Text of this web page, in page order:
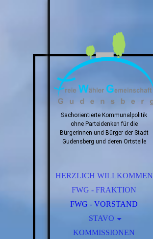
Sachorientierte Kommunalpolitik
ohne Parteidenken für die
Bürgerinnen und Bürger der Stadt
Gudensberg und deren Ortsteile
HERZLICH WILLKOMMEN
FWG - FRAKTION
FWG - VORSTAND
STAVO
JUNI 26
KOMMISSIONEN